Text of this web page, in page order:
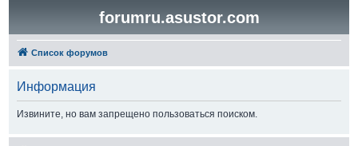
forumru.asustor.com
Список форумов
Информация
Извините, но вам запрещено пользоваться поиском.